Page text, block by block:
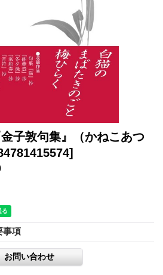
子敦句集』（かねこあつ
事項